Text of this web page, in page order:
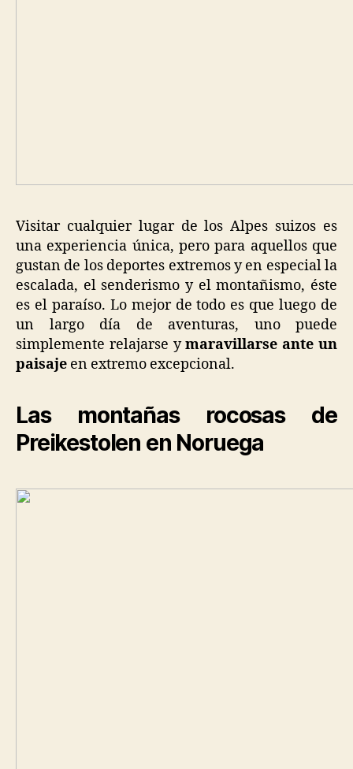
Visitar cualquier lugar de los Alpes suizos es
una experiencia única, pero para aquellos que
gustan de los deportes extremos y en especial la
escalada, el senderismo y el montañismo, éste
es el paraíso. Lo mejor de todo es que luego de
un largo día de aventuras, uno puede
simplemente relajarse ymaravillarse ante un
paisaje en extremo excepcional.
Las montañas rocosas de
Preikestolen en Noruega